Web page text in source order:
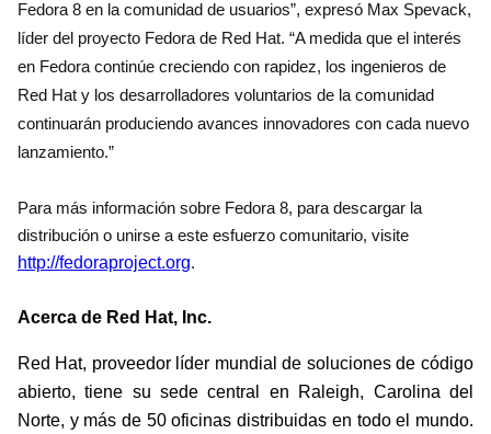
Fedora 8 en la comunidad de usuarios”, expresó Max Spevack,
líder del proyecto Fedora de Red Hat. “A medida que el interés
en Fedora continúe creciendo con rapidez, los ingenieros de
Red Hat y los desarrolladores voluntarios de la comunidad
continuarán produciendo avances innovadores con cada nuevo
lanzamiento.”
Para más información sobre Fedora 8, para descargar la
distribución o unirse a este esfuerzo comunitario, visite
http://fedoraproject.org.
Acerca de Red Hat, Inc.
Red Hat, proveedor líder mundial de soluciones de código
abierto, tiene su sede central en Raleigh, Carolina del
Norte, y más de 50 oficinas distribuidas en todo el mundo.